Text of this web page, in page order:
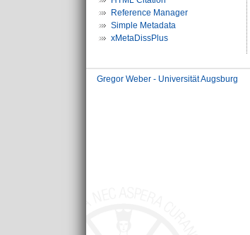
Reference Manager
Simple Metadata
xMetaDissPlus
Gregor Weber - Universität Augsburg